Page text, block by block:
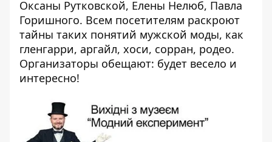
Оксаны Рутковской, Елены Нелюб, Павла
Горишного. Всем посетителям раскроют
тайны таких понятий мужской моды, как
гленгарри, аргайл, хоси, сорран, родео.
Организаторы обещают: будет весело и
интересно!